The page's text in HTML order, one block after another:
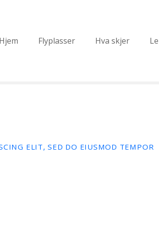
Hjem Flyplasser Hva skjer
ELIT, SED DO EIUSMOD TEMPOR